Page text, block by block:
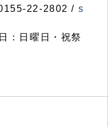
22-2802 / s
：日曜日・祝祭